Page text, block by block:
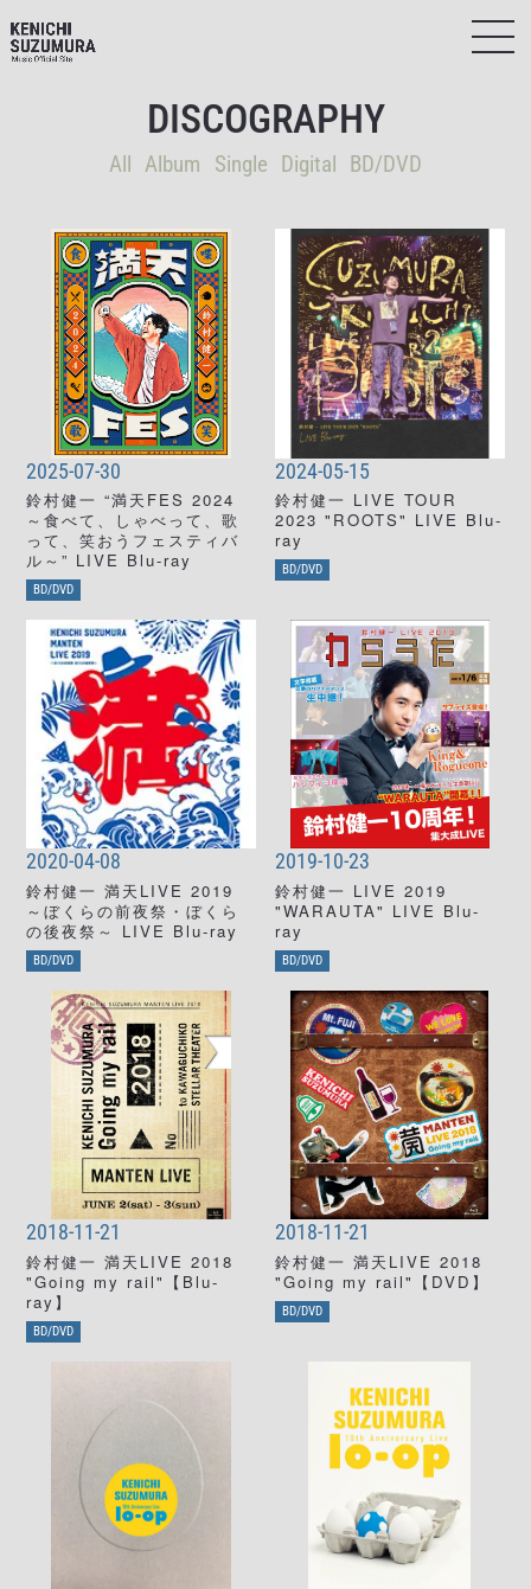
DISCOGRAPHY
All Album Single Digital BD/DVD
2025-07-30
鈴村健一 “満天FES 2024
～食べて、しゃべって、歌
って、笑おうフェスティバ
ル～” LIVE Blu-ray
BD/DVD
2024-05-15
鈴村健一 LIVE TOUR
2023 "ROOTS" LIVE Blu-
ray
BD/DVD
2020-04-08
鈴村健一 満天LIVE 2019
～ぼくらの前夜祭・ぼくら
の後夜祭～ LIVE Blu-ray
BD/DVD
2019-10-23
鈴村健一 LIVE 2019
"WARAUTA" LIVE Blu-
ray
BD/DVD
2018-11-21
鈴村健一 満天LIVE 2018
"Going my rail"【Blu-
ray】
BD/DVD
2018-11-21
鈴村健一 満天LIVE 2018
"Going my rail"【DVD】
BD/DVD